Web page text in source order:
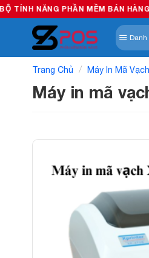
Skip
to
content
PHẦN MỀM BÁN HÀNG - CHỈ VỚI
Trang Chủ / Máy In Mã Vạch
Máy in mã